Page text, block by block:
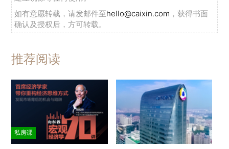
如有意愿转载，请发邮件至hello@caixin.com ，获得书面
确认及授权后，方可转载。
推荐阅读
私房课